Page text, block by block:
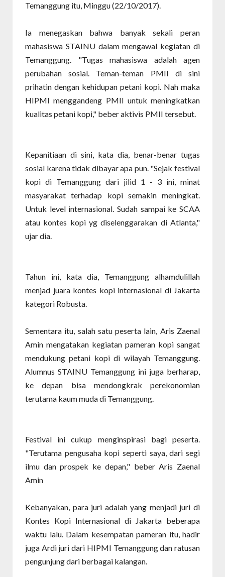
Temanggung itu, Minggu (22/10/2017).
Ia menegaskan bahwa banyak sekali peran
mahasiswa STAINU dalam mengawal kegiatan di
Temanggung. "Tugas mahasiswa adalah agen
perubahan sosial. Teman-teman PMII di sini
prihatin dengan kehidupan petani kopi. Nah maka
HIPMI menggandeng PMII untuk meningkatkan
kualitas petani kopi," beber aktivis PMII tersebut.
Kepanitiaan di sini, kata dia, benar-benar tugas
sosial karena tidak dibayar apa pun. "Sejak festival
kopi di Temanggung dari jilid 1 - 3 ini, minat
masyarakat terhadap kopi semakin meningkat.
Untuk level internasional. Sudah sampai ke SCAA
atau kontes kopi yg diselenggarakan di Atlanta,"
ujar dia.
Tahun ini, kata dia, Temanggung alhamdulillah
menjad juara kontes kopi internasional di Jakarta
kategori Robusta.
Sementara itu, salah satu peserta lain, Aris Zaenal
Amin mengatakan kegiatan pameran kopi sangat
mendukung petani kopi di wilayah Temanggung.
Alumnus STAINU Temanggung ini juga berharap,
ke depan bisa mendongkrak perekonomian
terutama kaum muda di Temanggung.
Festival ini cukup menginspirasi bagi peserta.
"Terutama pengusaha kopi seperti saya, dari segi
ilmu dan prospek ke depan," beber Aris Zaenal
Amin
Kebanyakan, para juri adalah yang menjadi juri di
Kontes Kopi Internasional di Jakarta beberapa
waktu lalu. Dalam kesempatan pameran itu, hadir
juga Ardi juri dari HIPMI Temanggung dan ratusan
pengunjung dari berbagai kalangan.